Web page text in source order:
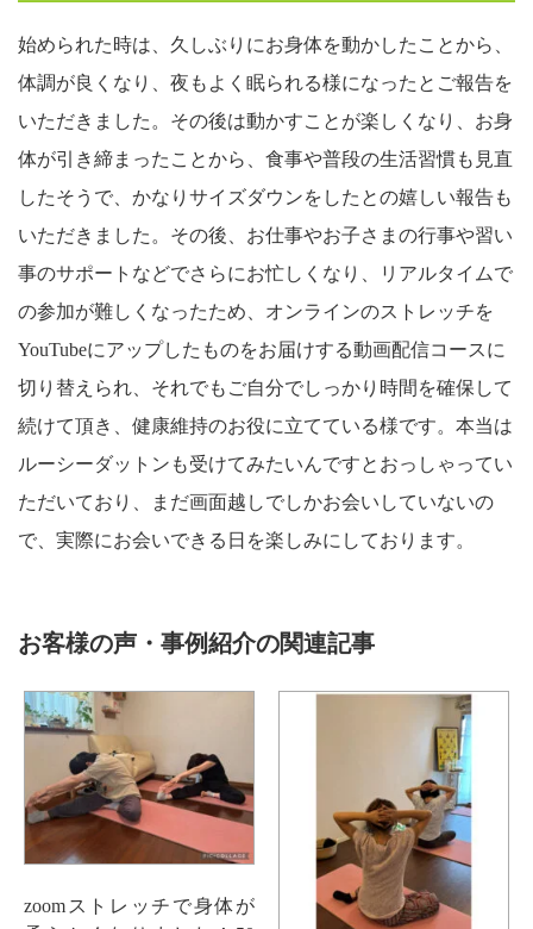
始められた時は、久しぶりにお身体を動かしたことから、
体調が良くなり、夜もよく眠られる様になったとご報告を
いただきました。その後は動かすことが楽しくなり、お身
体が引き締まったことから、食事や普段の生活習慣も見直
したそうで、かなりサイズダウンをしたとの嬉しい報告も
いただきました。その後、お仕事やお子さまの行事や習い
事のサポートなどでさらにお忙しくなり、リアルタイムで
の参加が難しくなったため、オンラインのストレッチを
YouTubeにアップしたものをお届けする動画配信コースに
切り替えられ、それでもご自分でしっかり時間を確保して
続けて頂き、健康維持のお役に立てている様です。本当は
ルーシーダットンも受けてみたいんですとおっしゃってい
ただいており、まだ画面越しでしかお会いしていないの
で、実際にお会いできる日を楽しみにしております。
お客様の声・事例紹介の関連記事
zoomストレッチで身体が